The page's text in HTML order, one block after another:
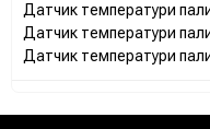
Датчик температури
Датчик температури
Датчик температури